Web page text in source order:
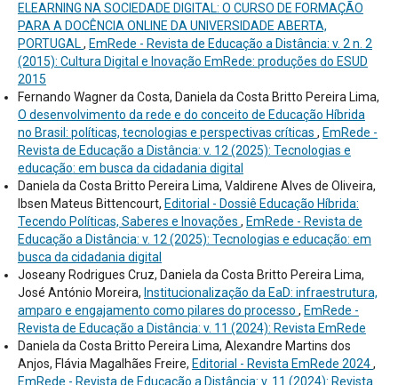
ELEARNING NA SOCIEDADE DIGITAL: O CURSO DE FORMAÇÃO
PARA A DOCÊNCIA ONLINE DA UNIVERSIDADE ABERTA,
PORTUGAL , EmRede - Revista de Educação a Distância: v. 2 n. 2
(2015): Cultura Digital e Inovação EmRede: produções do ESUD
2015
Fernando Wagner da Costa, Daniela da Costa Britto Pereira Lima,
O desenvolvimento da rede e do conceito de Educação Híbrida
no Brasil: políticas, tecnologias e perspectivas críticas , EmRede -
Revista de Educação a Distância: v. 12 (2025): Tecnologias e
educação: em busca da cidadania digital
Daniela da Costa Britto Pereira Lima, Valdirene Alves de Oliveira,
Ibsen Mateus Bittencourt, Editorial - Dossiê Educação Híbrida:
Tecendo Políticas, Saberes e Inovações , EmRede - Revista de
Educação a Distância: v. 12 (2025): Tecnologias e educação: em
busca da cidadania digital
Joseany Rodrigues Cruz, Daniela da Costa Britto Pereira Lima,
José António Moreira, Institucionalização da EaD: infraestrutura,
amparo e engajamento como pilares do processo , EmRede -
Revista de Educação a Distância: v. 11 (2024): Revista EmRede
Daniela da Costa Britto Pereira Lima, Alexandre Martins dos
Anjos, Flávia Magalhães Freire, Editorial - Revista EmRede 2024,
EmRede - Revista de Educação a Distância: v. 11 (2024): Revista